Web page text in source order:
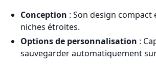
Conception : Son design compact
niches étroites.
Options de personnalisation :
sauvegarder automatiquement